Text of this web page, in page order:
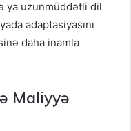
ya uzunmüddətli dil
adaptasiyasını
daha inamla
Maliyyə